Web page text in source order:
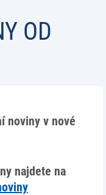
OD
noviny v nové
najdete na